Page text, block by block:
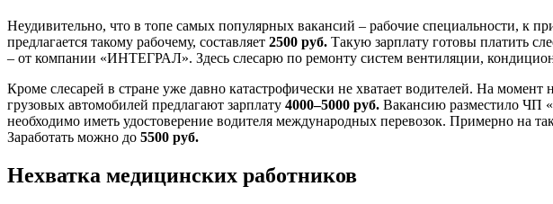
Неудивительно, что в топе самых популярных вакансий – рабочие специальности, к
предлагается такому рабочему, составляет 2500 руб. Такую зарплату готовы платить
– от компании «ИНТЕГРАЛ». Здесь слесарю по ремонту систем вентиляции,
Кроме слесарей в стране уже давно катастрофически не хватает водителей. На
грузовых автомобилей предлагают зарплату 4000–5000 руб. Вакансию разместило ЧП
необходимо иметь удостоверение водителя международных перевозок. Примерно на
Заработать можно до 5500 руб.
Нехватка медицинских работников